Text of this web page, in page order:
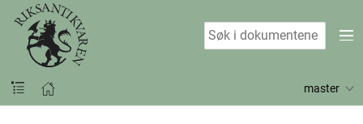
master